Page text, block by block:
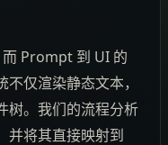
Prompt 到 UI 的
仅渲染静态文本，
树。我们的流程分析
并将其直接映射到